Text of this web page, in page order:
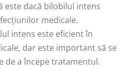
este dacă bilobilul intens
medicale.
intens este eficient în
dar este important să se
de a începe tratamentul.